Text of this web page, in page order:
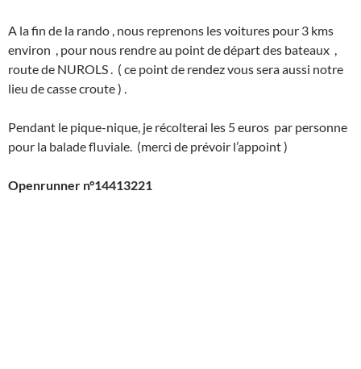
A la fin de la rando , nous reprenons les voitures pour 3 kms
environ , pour nous rendre au point de départ des bateaux ,
route de NUROLS . ( ce point de rendez vous sera aussi notre
lieu de casse croute ) .
Pendant le pique-nique, je récolterai les 5 euros par personne
pour la balade fluviale. (merci de prévoir l’appoint )
Openrunner n°14413221